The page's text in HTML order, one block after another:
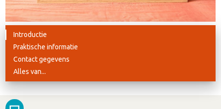
Introductie
Praktische informatie
Contact gegevens
Alles van...